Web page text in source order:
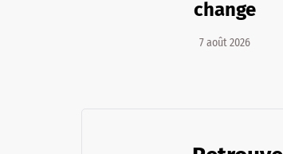
change
7 août 2026